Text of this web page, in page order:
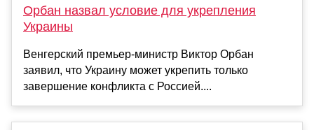
Орбан назвал условие для укрепления
Украины
Венгерский премьер-министр Виктор Орбан
заявил, что Украину может укрепить только
завершение конфликта с Россией....